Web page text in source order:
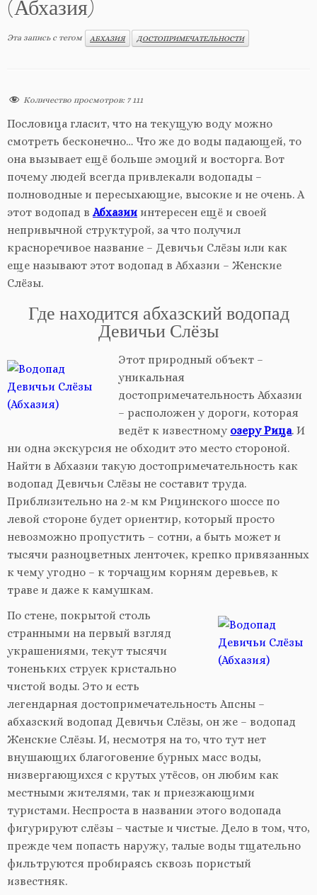
(Абхазия)
Эта запись с тегом АБХАЗИЯ ДОСТОПРИМЕЧАТЕЛЬНОСТИ
Количество просмотров: 7 111
Пословица гласит, что на текущую воду можно
смотреть бесконечно… Что же до воды падающей, то
она вызывает ещё больше эмоций и восторга. Вот
почему людей всегда привлекали водопады –
полноводные и пересыхающие, высокие и не очень. А
этот водопад в Абхазии интересен ещё и своей
непривычной структурой, за что получил
красноречивое название – Девичьи Слёзы или как
еще называют этот водопад в Абхазии – Женские
Слёзы.
Где находится абхазский водопад
Девичьи Слёзы
Этот природный объект –
уникальная
достопримечательность Абхазии
– расположен у дороги, которая
ведёт к известному озеру Рица. И
ни одна экскурсия не обходит это место стороной.
Найти в Абхазии такую достопримечательность как
водопад Девичьи Слёзы не составит труда.
Приблизительно на 2-м км Рицинского шоссе по
левой стороне будет ориентир, который просто
невозможно пропустить – сотни, а быть может и
тысячи разноцветных ленточек, крепко привязанных
к чему угодно – к торчащим корням деревьев, к
траве и даже к камушкам.
По стене, покрытой столь
странными на первый взгляд
украшениями, текут тысячи
тоненьких струек кристально
чистой воды. Это и есть
легендарная достопримечательность Апсны –
абхазский водопад Девичьи Слёзы, он же – водопад
Женские Слёзы. И, несмотря на то, что тут нет
внушающих благоговение бурных масс воды,
низвергающихся с крутых утёсов, он любим как
местными жителями, так и приезжающими
туристами. Неспроста в названии этого водопада
фигурируют слёзы – частые и чистые. Дело в том, что,
прежде чем попасть наружу, талые воды тщательно
фильтруются пробираясь сквозь пористый
известняк.